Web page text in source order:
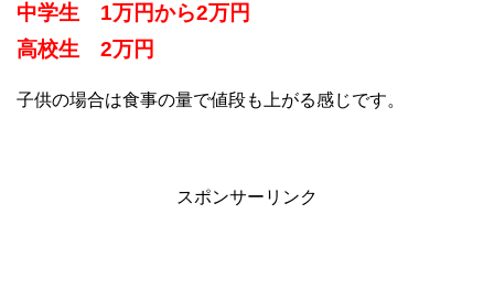
中学生 1万円から2万円
高校生 2万円
子供の場合は食事の量で値段も上がる感じです。
スポンサーリンク